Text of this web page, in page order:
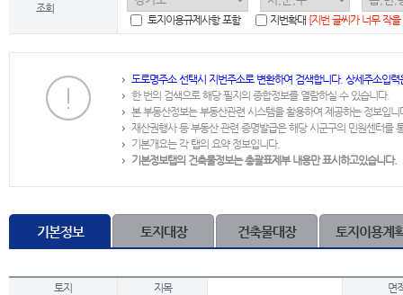
조회
토지이용규제사항 포함
지번확대 [지번 글씨가 너무 작
도로명주소 선택시 지번주소로 변환하여 검색합니다. 상세주소입
한 번의 검색으로 해당 필지의 종합정보를 열람하실 수 있습니다.
본 부동산정보는 부동산관련 시스템을 활용하여 제공하는 정보입니
재산권행사 등 부동산 관련 증명발급은 해당 시군구의 민원센터를
기본개요는 각 탭의 요약 정보입니다.
기본정보탭의 건축물정보는 총괄표제부 내용만 표시하고있습니다.
기본정보 토지대장 건축물대장 토지이용계
토지 지목 면